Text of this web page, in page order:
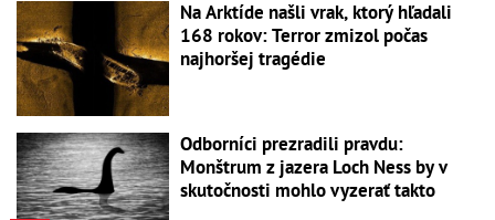
Na Arktíde našli vrak, ktorý hľadali
168 rokov: Terror zmizol počas
najhoršej tragédie
Odborníci prezradili pravdu:
Monštrum z jazera Loch Ness by v
skutočnosti mohlo vyzerať takto